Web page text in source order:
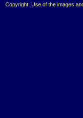
Copyright: Use of the images